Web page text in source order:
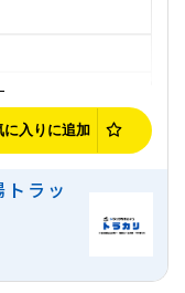
に入りに追加
8-15
ラッ